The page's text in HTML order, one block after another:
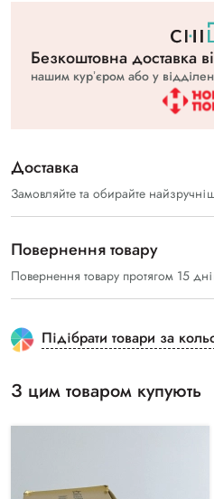
Безкоштовна доставка
нашим курʼєром або у
Доставка
Замовляйте та обирайте
Повернення товару
Повернення товару протягом 15
Підібрати товари за
З цим товаром купують